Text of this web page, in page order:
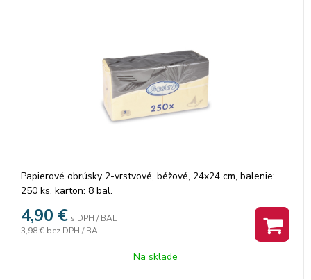
Papierové obrúsky 2-vrstvové, béžové, 24x24 cm, balenie:
250 ks, karton: 8 bal.
4,90 € s DPH / BAL
3,98 € bez DPH / BAL
Na sklade